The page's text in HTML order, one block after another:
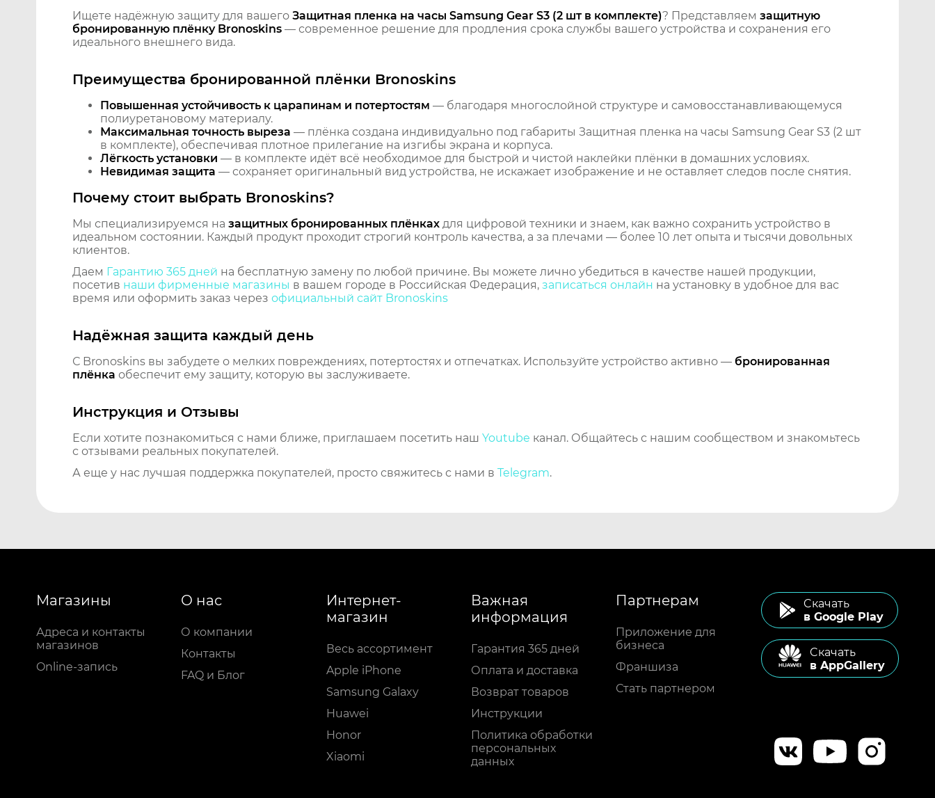
Ищете надёжную защиту для вашего Защитная пленка на часы Samsung Gear S3 (2 шт в комплекте)? Представляем защитную
бронированную плёнку Bronoskins — современное решение для продления срока службы вашего устройства и сохранения его
идеального внешнего вида.
Преимущества бронированной плёнки Bronoskins
Повышенная устойчивость к царапинам и потертостям — благодаря многослойной структуре и самовосстанавливающемуся
полиуретановому материалу.
Максимальная точность выреза — плёнка создана индивидуально под габариты Защитная пленка на часы Samsung Gear S3 (2 шт
в комплекте), обеспечивая плотное прилегание на изгибы экрана и корпуса.
Лёгкость установки — в комплекте идёт всё необходимое для быстрой и чистой наклейки плёнки в домашних условиях.
Невидимая защита — сохраняет оригинальный вид устройства, не искажает изображение и не оставляет следов после снятия.
Почему стоит выбрать Bronoskins?
Мы специализируемся на защитных бронированных плёнках для цифровой техники и знаем, как важно сохранить устройство в
идеальном состоянии. Каждый продукт проходит строгий контроль качества, а за плечами — более 10 лет опыта и тысячи довольных
клиентов.
Даем Гарантию 365 дней на бесплатную замену по любой причине. Вы можете лично убедиться в качестве нашей продукции,
посетив наши фирменные магазины в вашем городе в Российская Федерация, записаться онлайн на установку в удобное для вас
время или оформить заказ через официальный сайт Bronoskins
Надёжная защита каждый день
С Bronoskins вы забудете о мелких повреждениях, потертостях и отпечатках. Используйте устройство активно — бронированная
плёнка обеспечит ему защиту, которую вы заслуживаете.
Инструкция и Отзывы
Если хотите познакомиться с нами ближе, приглашаем посетить наш Youtube канал. Общайтесь с нашим сообществом и знакомьтесь
с отзывами реальных покупателей.
А еще у нас лучшая поддержка покупателей, просто свяжитесь с нами в Telegram.
Магазины
Адреса и контакты
магазинов
Online-запись
О нас
О компании
Контакты
FAQ и Блог
Интернет-
магазин
Весь ассортимент
Apple iPhone
Samsung Galaxy
Huawei
Honor
Xiaomi
Важная
информация
Гарантия 365 дней
Оплата и доставка
Возврат товаров
Инструкции
Политика обработки
персональных
данных
Партнерам
Приложение для
бизнеса
Франшиза
Стать партнером
Cкачать
в Google Play
Cкачать
в AppGallery